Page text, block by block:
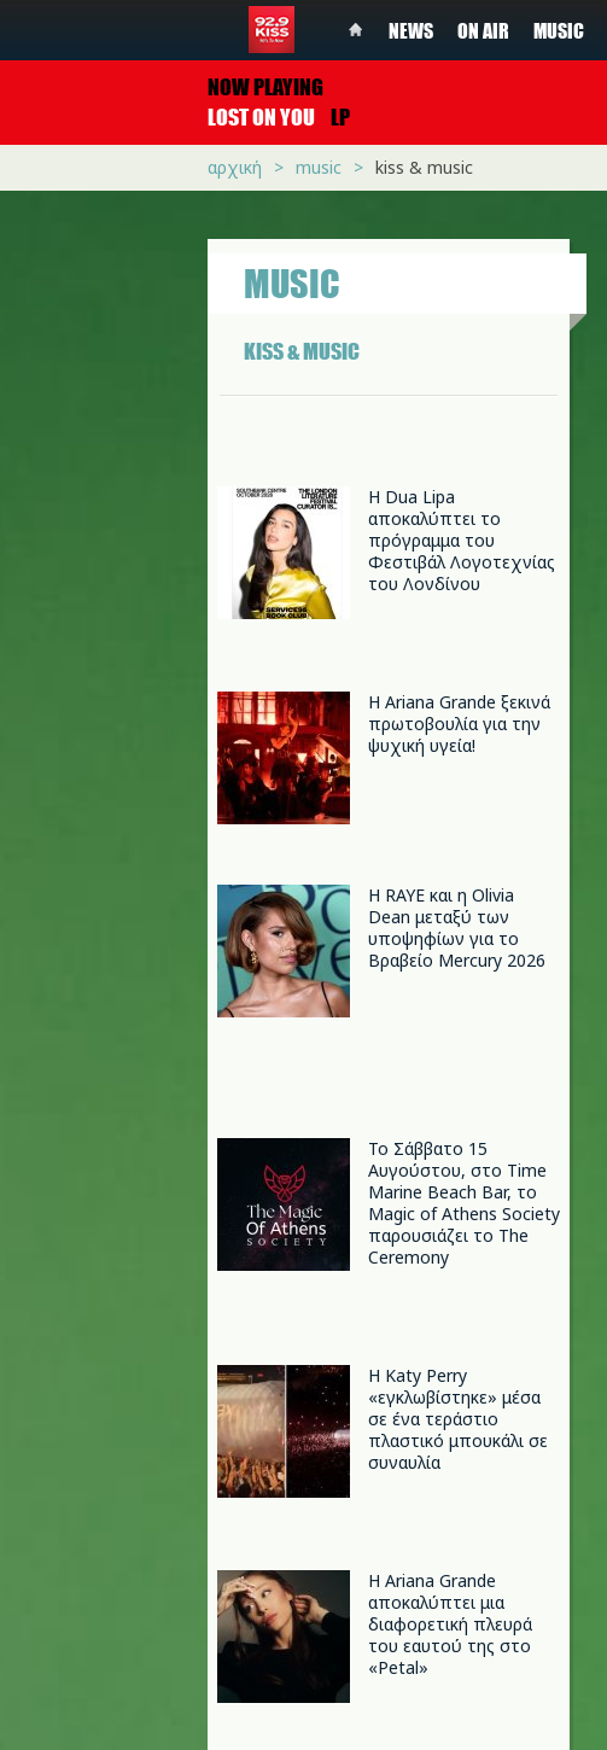
NEWS ON AIR MUSIC
NOW PLAYING
LOST ON YOU LP
αρχική music kiss & music
MUSIC
KISS & MUSIC
Η Dua Lipa
αποκαλύπτει το
πρόγραμμα του
Φεστιβάλ Λογοτεχνίας
του Λονδίνου
Η Ariana Grande ξεκινά
πρωτοβουλία για την
ψυχική υγεία!
Η RAYE και η Olivia
Dean μεταξύ των
υποψηφίων για το
Βραβείο Mercury 2026
Το Σάββατο 15
Αυγούστου, στο Time
Marine Beach Bar, το
Magic of Athens Society
παρουσιάζει το The
Ceremony
H Katy Perry
«εγκλωβίστηκε» μέσα
σε ένα τεράστιο
πλαστικό μπουκάλι σε
συναυλία
Η Ariana Grande
αποκαλύπτει μια
διαφορετική πλευρά
του εαυτού της στο
«Petal»